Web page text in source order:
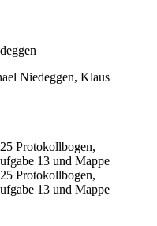
Niedeggen, Klaus
Protokollbogen,
13 und Mappe
Protokollbogen,
13 und Mappe